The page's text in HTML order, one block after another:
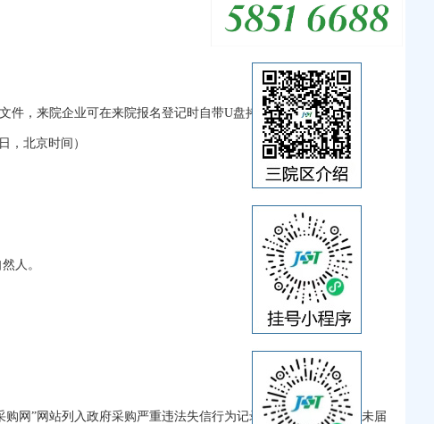
件，来院企业可在来院报名登记时自带U盘拷贝招标文件。
，北京时间）
人。
网”网站列入政府采购严重违法失信行为记录名单（处罚期限尚未届